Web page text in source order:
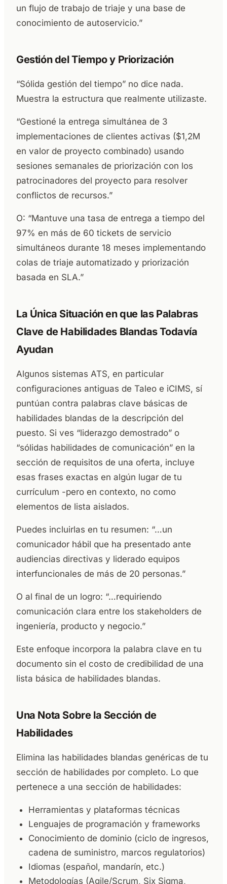
un flujo de trabajo de triaje y una base de
conocimiento de autoservicio.”
Gestión del Tiempo y Priorización
“Sólida gestión del tiempo” no dice nada.
Muestra la estructura que realmente utilizaste.
“Gestioné la entrega simultánea de 3
implementaciones de clientes activas ($1,2M
en valor de proyecto combinado) usando
sesiones semanales de priorización con los
patrocinadores del proyecto para resolver
conflictos de recursos.”
O: “Mantuve una tasa de entrega a tiempo del
97% en más de 60 tickets de servicio
simultáneos durante 18 meses implementando
colas de triaje automatizado y priorización
basada en SLA.”
La Única Situación en que las Palabras
Clave de Habilidades Blandas Todavía
Ayudan
Algunos sistemas ATS, en particular
configuraciones antiguas de Taleo e iCIMS, sí
puntúan contra palabras clave básicas de
habilidades blandas de la descripción del
puesto. Si ves “liderazgo demostrado” o
“sólidas habilidades de comunicación” en la
sección de requisitos de una oferta, incluye
esas frases exactas en algún lugar de tu
currículum -pero en contexto, no como
elementos de lista aislados.
Puedes incluirlas en tu resumen: “…un
comunicador hábil que ha presentado ante
audiencias directivas y liderado equipos
interfuncionales de más de 20 personas.”
O al final de un logro: “…requiriendo
comunicación clara entre los stakeholders de
ingeniería, producto y negocio.”
Este enfoque incorpora la palabra clave en tu
documento sin el costo de credibilidad de una
lista básica de habilidades blandas.
Una Nota Sobre la Sección de
Habilidades
Elimina las habilidades blandas genéricas de tu
sección de habilidades por completo. Lo que
pertenece a una sección de habilidades:
Herramientas y plataformas técnicas
Lenguajes de programación y frameworks
Conocimiento de dominio (ciclo de ingresos,
cadena de suministro, marcos regulatorios)
Idiomas (español, mandarín, etc.)
Metodologías (Agile/Scrum, Six Sigma,